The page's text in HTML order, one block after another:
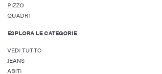
PIZZO
QUADRI
ESPLORA LE CATEGORIE
VEDI TUTTO
JEANS
ABITI